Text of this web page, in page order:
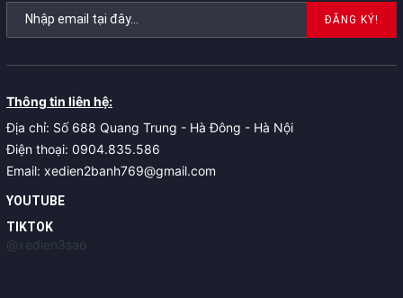
ĐĂNG KÝ!
Thông tin liên hệ:
Địa chỉ: Số 688 Quang Trung - Hà Đông - Hà Nội
Điện thoại: 0904.835.586
Email: xedien2banh769@gmail.com
YOUTUBE
TIKTOK
@xedien3sao